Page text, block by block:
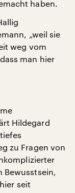
haben.
„weil sie
weg vom
man hier
Hildegard
zu Fragen von
Bewusstsein,
seit